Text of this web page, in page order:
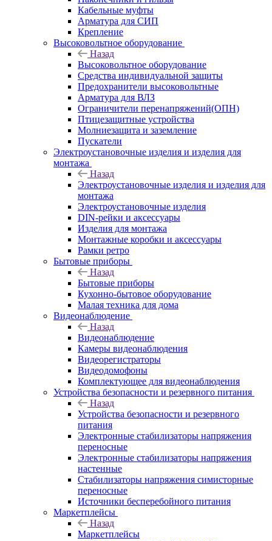
Кабельные муфты
Арматура для СИП
Крепление
Высоковольтное оборудование
Назад
Высоковольтное оборудование
Средства индивидуальной защиты
Предохранители высоковольтные
Арматура для ВЛЗ
Ограничители перенапряжений(ОПН)
Птицезащитные устройства
Молниезащита и заземление
Пускатели
Электроустановочные изделия и изделия для
монтажа
Назад
Электроустановочные изделия и изделия для
монтажа
Электроустановочные изделия
DIN-рейки и аксессуары
Изделия для монтажа
Монтажные коробки и аксессуары
Рамки ретро
Бытовые приборы
Назад
Бытовые приборы
Кухонно-бытовое оборудование
Малая техника для дома
Видеонаблюдение
Назад
Видеонаблюдение
Камеры видеонаблюдения
Видеорегистраторы
Видеодомофоны
Комплектующее для видеонаблюдения
Устройства безопасности и резервного питания
Назад
Устройства безопасности и резервного
питания
Электронные стабилизаторы напряжения
переносные
Электронные стабилизаторы напряжения
настенные
Стабилизаторы напряжения симисторные
переносные
Источники бесперебойного питания
Маркетплейсы
Назад
Маркетплейсы